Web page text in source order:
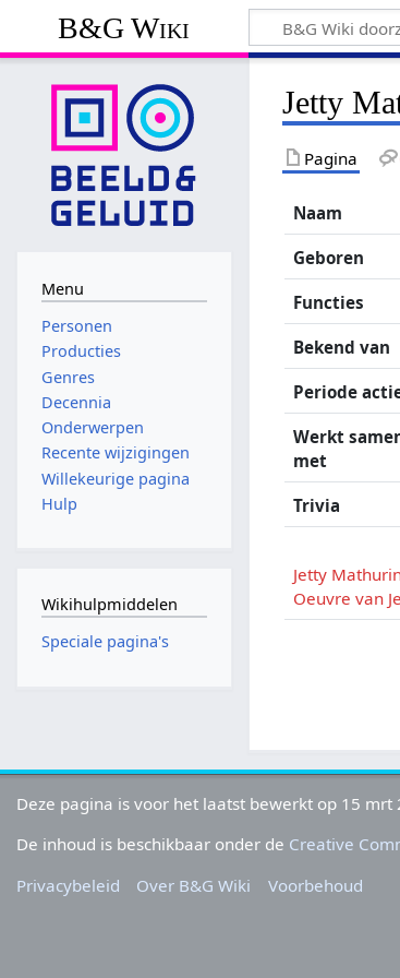
B&G Wiki
Jetty
Pagina
Naam
Geboren
Functies
Bekend van
Periode
Werkt
met
Trivia
Jetty
Oeuvre van
Menu
Personen
Producties
Genres
Decennia
Onderwerpen
Recente wijzigingen
Willekeurige pagina
Hulp
Wikihulpmiddelen
Speciale pagina's
Deze pagina is voor het laatst bewerkt op 15 mrt
De inhoud is beschikbaar onder de Creative
Privacybeleid
Over B&G Wiki Voorbehoud